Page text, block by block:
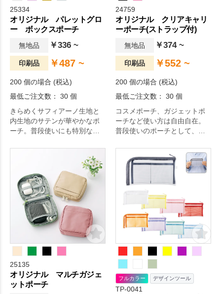
25334
オリジナル パレットグロ
ー ボックスポーチ
無地品 ￥336 ~
印刷品 ￥487 ~
200 個の場合 (税込)
最低ご注文数： 30 個
きらめくサフィアーノ生地と
内生地のサテンが華やかなポ
ーチ。普段使いにも特別なシ
24759
オリジナル クリアキャリ
ーポーチ(ストラップ付)
無地品 ￥374 ~
印刷品 ￥552 ~
200 個の場合 (税込)
最低ご注文数： 30 個
コスメポーチ、ガジェットポ
ーチなど使い方は自由自在。
普段使いのポーチとして、ま
納”も可能です。
25135
オリジナル マルチガジェ
ットポーチ
フルカラー デザインツール
TP-0041